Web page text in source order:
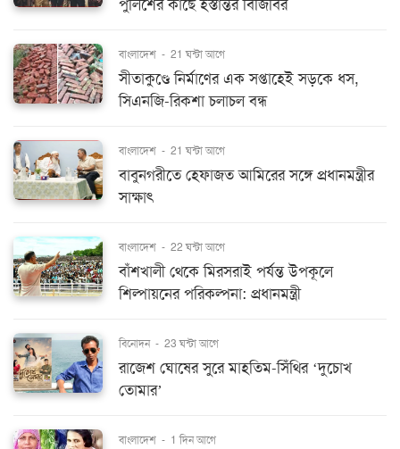
পুলিশের কাছে হস্তান্তর বিজিবির
বাংলাদেশ - 21 ঘন্টা আগে
সীতাকুণ্ডে নির্মাণের এক সপ্তাহেই সড়কে ধস,
সিএনজি-রিকশা চলাচল বন্ধ
বাংলাদেশ - 21 ঘন্টা আগে
বাবুনগরীতে হেফাজত আমিরের সঙ্গে প্রধানমন্ত্রীর
সাক্ষাৎ
বাংলাদেশ - 22 ঘন্টা আগে
বাঁশখালী থেকে মিরসরাই পর্যন্ত উপকূলে
শিল্পায়নের পরিকল্পনা: প্রধানমন্ত্রী
বিনোদন - 23 ঘন্টা আগে
রাজেশ ঘোষের সুরে মাহতিম-সিঁথির ‘দুচোখ
তোমার’
বাংলাদেশ - 1 দিন আগে